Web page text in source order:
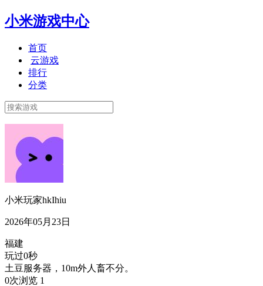
小米游戏中心
首页
云游戏
排行
分类
小米玩家hkIhiu
2026年05月23日
福建
玩过0秒
土豆服务器，10m外人畜不分。
0次浏览 1